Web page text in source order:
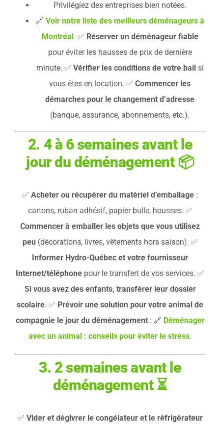
Privilégiez des entreprises bien notées.
🔗 Voir notre liste des meilleurs déménageurs à
Montréal. ✅ Réserver un déménageur fiable
pour éviter les hausses de prix de dernière
minute. ✅ Vérifier les conditions de votre bailsi
vous êtes en location. ✅ Commencer les
démarches pour le changement d’adresse
(banque, assurance, abonnements, etc.).
2. 4 à 6 semaines avant le
jourdu déménagement 📦
✅ Acheter ou récupérer du matériel d’emballage :
cartons, ruban adhésif, papier bulle, housses. ✅
Commencer à emballer les objets que vous utilisez
peu (décorations, livres, vêtements hors saison). ✅
Informer Hydro-Québec et votre fournisseur
Internet/téléphone pour le transfert de vos services. ✅
Si vous avez des enfants, transférer leur dossier
scolaire. ✅ Prévoir une solution pour votre animal de
compagnie le jour du déménagement: 🔗 Déménager
avec un animal : conseils pour éviter le stress.
3. 2 semaines avant le
déménagement⏳
✅ Vider et dégivrer le congélateur et le réfrigérateur